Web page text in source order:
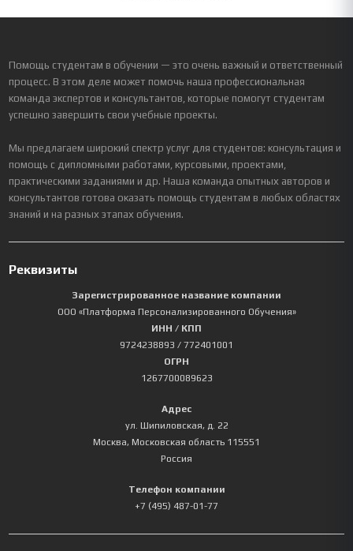
Помощь студентам в обучении — это очень важный и ответственный
процесс. В этом деле может помочь наша профессиональная
команда экспертов и консультантов, которые помогут студентам
успешно завершить свои учебные проекты.
Мы предлагаем широкий спектр услуг для студентов: консультация и
помощь с дипломными работами, курсовыми, проектами,
практическими заданиями и др. Наша команда опытных авторов и
консультантов готова оказать помощь студентам в любых областях
знаний и на разных этапах обучения.
Реквизиты
Зарегистрированное название компании
ООО «Платформа Персонализированного Обучения»
ИНН / КПП
9724238893 / 772401001
ОГРН
1267700089623
Адрес
ул. Шипиловская, д. 22
Москва, Московская область 115551
Россия
Телефон компании
+7 (495) 487-01-77